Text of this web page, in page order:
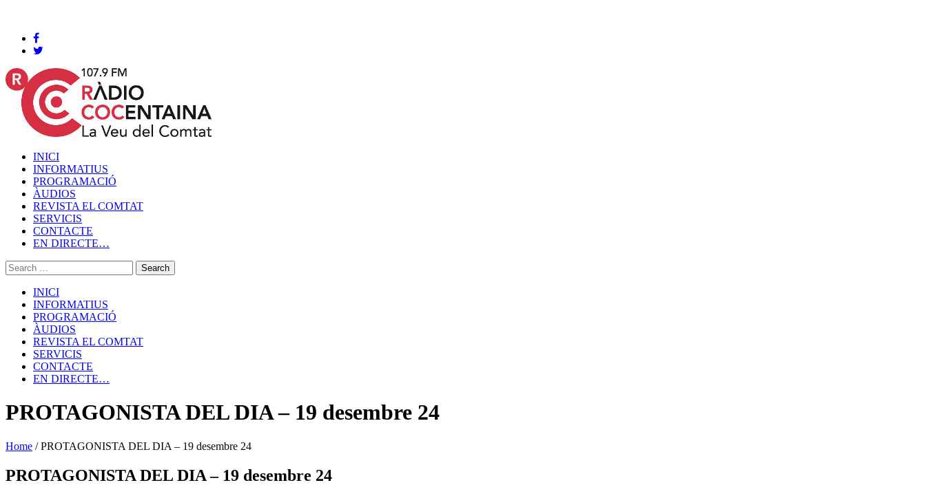
INICI
INFORMATIUS
PROGRAMACIÓ
ÀUDIOS
REVISTA EL COMTAT
SERVICIS
CONTACTE
EN DIRECTE…
INICI
INFORMATIUS
PROGRAMACIÓ
ÀUDIOS
REVISTA EL COMTAT
SERVICIS
CONTACTE
EN DIRECTE…
PROTAGONISTA DEL DIA – 19 desembre 24
Home /PROTAGONISTA DEL DIA – 19 desembre 24
PROTAGONISTA DEL DIA – 19 desembre 24